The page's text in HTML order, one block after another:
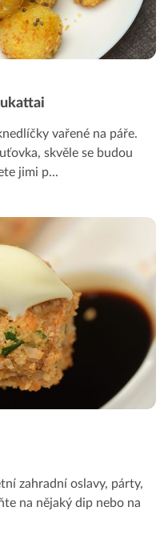
vařené na páře.
skvěle se budou
jimi p...
zahradní oslavy, párty,
na nějaký dip nebo na